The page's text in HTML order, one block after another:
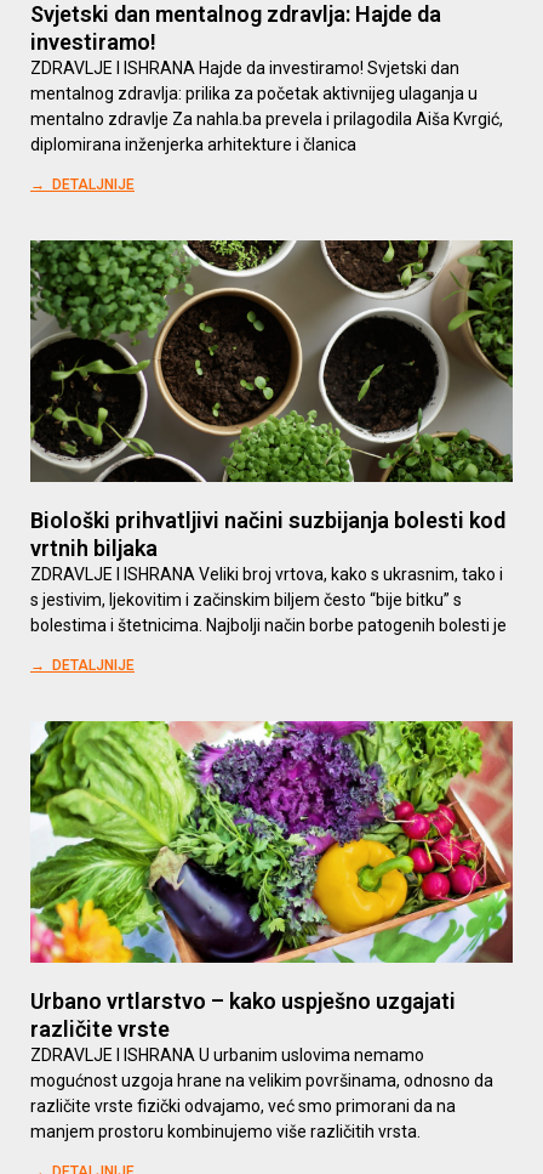
Svjetski dan mentalnog zdravlja: Hajde da
investiramo!
ZDRAVLJE I ISHRANA Hajde da investiramo! Svjetski dan
mentalnog zdravlja: prilika za početak aktivnijeg ulaganja u
mentalno zdravlje​ Za nahla.ba prevela i prilagodila Aiša Kvrgić,
diplomirana inženjerka arhitekture i članica
→ DETALJNIJE
Biološki prihvatljivi načini suzbijanja bolesti kod
vrtnih biljaka
ZDRAVLJE I ISHRANA Veliki broj vrtova, kako s ukrasnim, tako i
s jestivim, ljekovitim i začinskim biljem često “bije bitku” s
bolestima i štetnicima. Najbolji način borbe patogenih bolesti je
→ DETALJNIJE
Urbano vrtlarstvo – kako uspješno uzgajati
različite vrste
ZDRAVLJE I ISHRANA U urbanim uslovima nemamo
mogućnost uzgoja hrane na velikim površinama, odnosno da
različite vrste fizički odvajamo, već smo primorani da na
manjem prostoru kombinujemo više različitih vrsta.